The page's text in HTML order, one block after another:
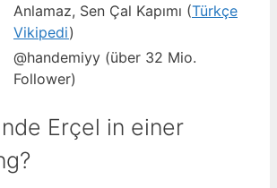
Anlamaz, Sen Çal Kapımı (Türkçe
Vikipedi)
@handemiyy (über 32 Mio.
Follower)
Erçel in einer